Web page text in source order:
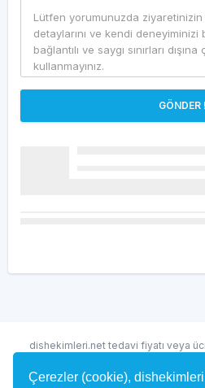
Çerezler (cookie),
GÖNDER !
dishekimleri.net tedavi fiyatı veya